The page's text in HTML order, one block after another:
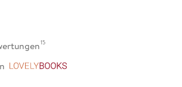
der Uni Düsseldorf und arbeitet seit
Übersetzerin aus dem Englischen
Kinder- und Jugendbuchbereich hat sie
15